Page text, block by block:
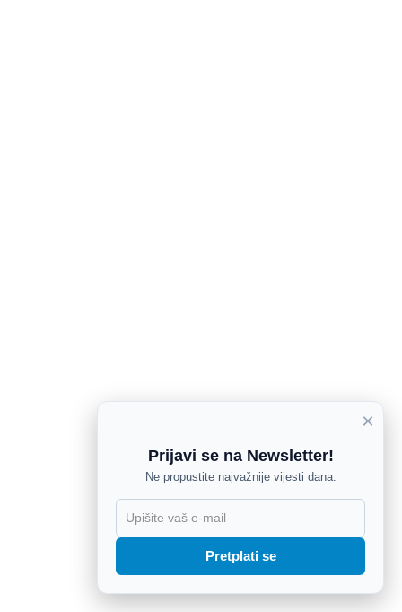
×
Prijavi se na Newsletter!
Ne propustite najvažnije vijesti dana.
Pretplati se